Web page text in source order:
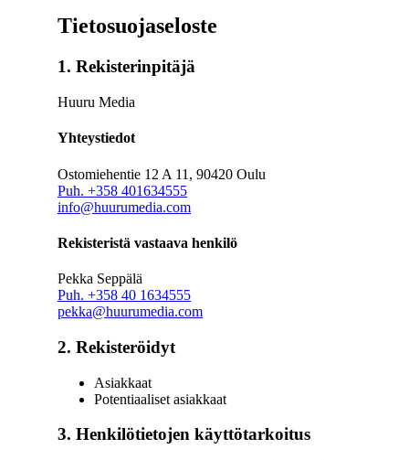
Tietosuojaseloste
1. Rekisterinpitäjä
Huuru Media
Yhteystiedot
Ostomiehentie 12 A 11, 90420 Oulu
Puh. +358 401634555
info@huurumedia.com
Rekisteristä vastaava henkilö
Pekka Seppälä
Puh. +358 40 1634555
pekka@huurumedia.com
2. Rekisteröidyt
Asiakkaat
Potentiaaliset asiakkaat
3. Henkilötietojen käyttötarkoitus